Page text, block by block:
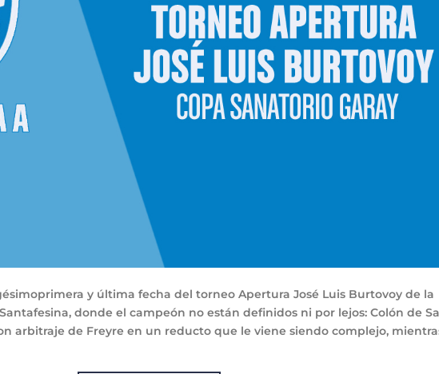
y última fecha del torneo Apertura José Luis Burtovoy de la
donde el campeón no están definidos ni por lejos: Colón de
arbitraje de Freyre en un reducto que le viene siendo complejo,